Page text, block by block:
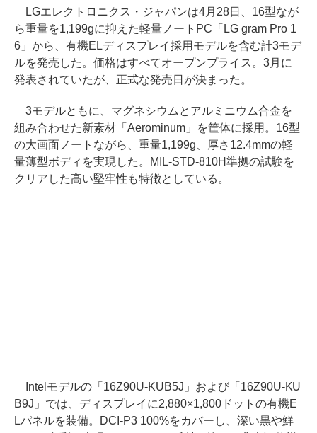
LGエレクトロニクス・ジャパンは4月28日、16型なが
ら重量を1,199gに抑えた軽量ノートPC「LG gram Pro 1
6」から、有機ELディスプレイ採用モデルを含む計3モデ
ルを発売した。価格はすべてオープンプライス。3月に
発表されていたが、正式な発売日が決まった。
3モデルともに、マグネシウムとアルミニウム合金を
組み合わせた新素材「Aerominum」を筐体に採用。16型
の大画面ノートながら、重量1,199g、厚さ12.4mmの軽
量薄型ボディを実現した。MIL-STD-810H準拠の試験を
クリアした高い堅牢性も特徴としている。
Intelモデルの「16Z90U-KUB5J」および「16Z90U-KU
B9J」では、ディスプレイに2,880×1,800ドットの有機E
Lパネルを装備。DCI-P3 100%をカバーし、深い黒や鮮